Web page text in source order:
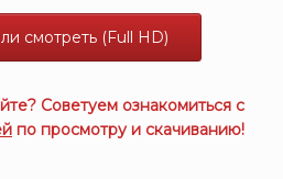
смотреть (Full HD)
Советуем ознакомиться с
по просмотру и скачиванию!